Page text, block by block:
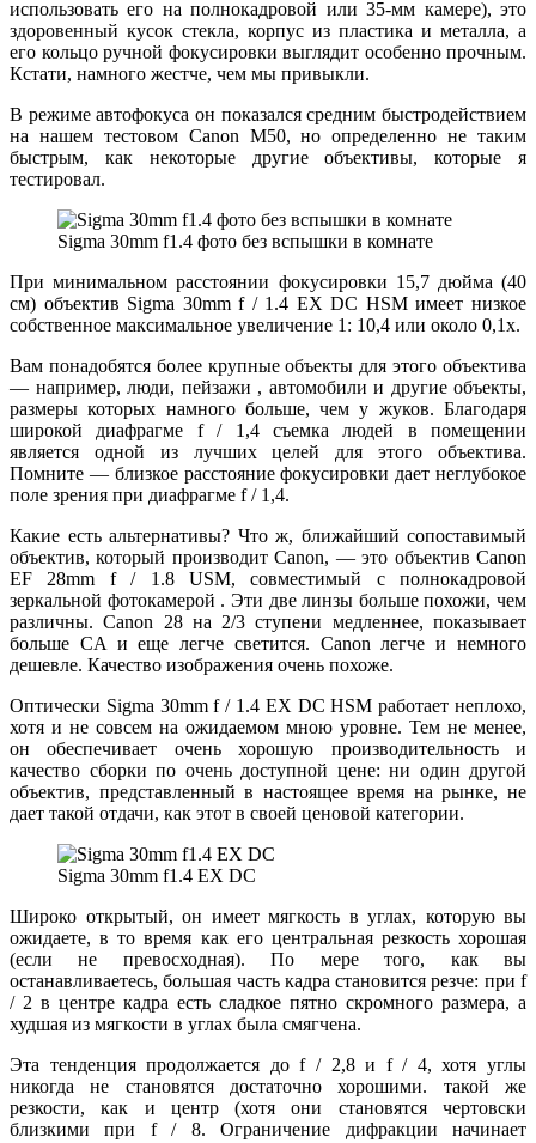
использовать его на полнокадровой или 35-мм камере), это
здоровенный кусок стекла, корпус из пластика и металла, а
его кольцо ручной фокусировки выглядит особенно прочным.
Кстати, намного жестче, чем мы привыкли.
В режиме автофокуса он показался средним быстродействием
на нашем тестовом Canon M50, но определенно не таким
быстрым, как некоторые другие объективы, которые я
тестировал.
Sigma 30mm f1.4 фото без вспышки в комнате
При минимальном расстоянии фокусировки 15,7 дюйма (40
см) объектив Sigma 30mm f / 1.4 EX DC HSM имеет низкое
собственное максимальное увеличение 1: 10,4 или около 0,1x.
Вам понадобятся более крупные объекты для этого объектива
— например, люди, пейзажи , автомобили и другие объекты,
размеры которых намного больше, чем у жуков. Благодаря
широкой диафрагме f / 1,4 съемка людей в помещении
является одной из лучших целей для этого объектива.
Помните — близкое расстояние фокусировки дает неглубокое
поле зрения при диафрагме f / 1,4.
Какие есть альтернативы? Что ж, ближайший сопоставимый
объектив, который производит Canon, — это объектив Canon
EF 28mm f / 1.8 USM, совместимый с полнокадровой
зеркальной фотокамерой . Эти две линзы больше похожи, чем
различны. Canon 28 на 2/3 ступени медленнее, показывает
больше CA и еще легче светится. Canon легче и немного
дешевле. Качество изображения очень похоже.
Оптически Sigma 30mm f / 1.4 EX DC HSM работает неплохо,
хотя и не совсем на ожидаемом мною уровне. Тем не менее,
он обеспечивает очень хорошую производительность и
качество сборки по очень доступной цене: ни один другой
объектив, представленный в настоящее время на рынке, не
дает такой отдачи, как этот в своей ценовой категории.
Sigma 30mm f1.4 EX DC
Широко открытый, он имеет мягкость в углах, которую вы
ожидаете, в то время как его центральная резкость хорошая
(если не превосходная). По мере того, как вы
останавливаетесь, большая часть кадра становится резче: при f
/ 2 в центре кадра есть сладкое пятно скромного размера, а
худшая из мягкости в углах была смягчена.
Эта тенденция продолжается до f / 2,8 и f / 4, хотя углы
никогда не становятся достаточно хорошими. такой же
резкости, как и центр (хотя они становятся чертовски
близкими при f / 8. Ограничение дифракции начинает